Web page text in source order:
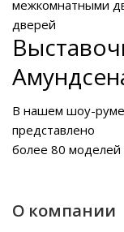
межкомнатными
дверей
В нашем шоу-
представлено
более 80 моделей
О компании